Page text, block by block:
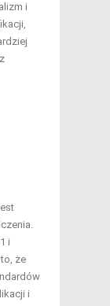
i
i
że
i